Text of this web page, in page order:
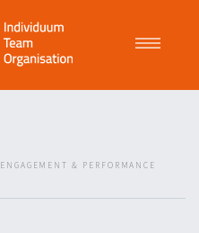
ENGAGEMENT & PERFORMANCE